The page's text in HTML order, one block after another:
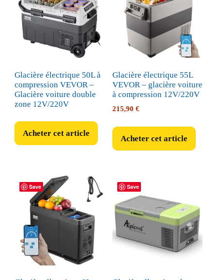
Glacière électrique 50L à
compression VEVOR –
Glacière voiture double
zone 12V/220V
Acheter cet article
Glacière électrique 55L
VEVOR – glacière voiture
à compression 12V/220V
215,90 €
Acheter cet article
Save Save